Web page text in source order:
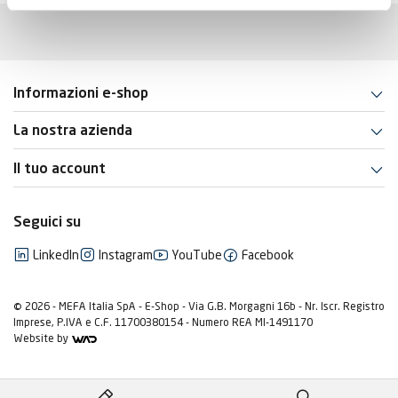
Informazioni e-shop
La nostra azienda
Il tuo account
Seguici su
LinkedIn Instagram YouTube Facebook
© 2026 - MEFA Italia SpA - E-Shop - Via G.B. Morgagni 16b - Nr. Iscr. Registro
Imprese, P.IVA e C.F. 11700380154 - Numero REA MI-1491170
Website by